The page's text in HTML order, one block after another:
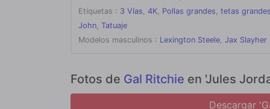
punto álgido. El explosivo trío termina con ambos
completamente satisfecha.
Etiquetas : 3 Vías 4K Pollas grandes tetas grandes
John Tatuaje
Modelos masculinos : Lexington Steele Jax Slayher
Fotos de Gal Ritchie en 'Jules
Descargar